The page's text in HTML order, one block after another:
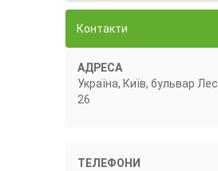
Контакти
АДРЕСА
Україна, Київ, бульвар
26
ТЕЛЕФОНИ